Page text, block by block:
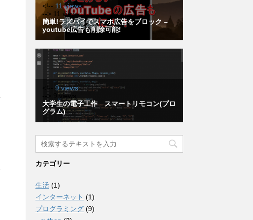
カテゴリー
生活 (1)
インターネット (1)
プログラミング (9)